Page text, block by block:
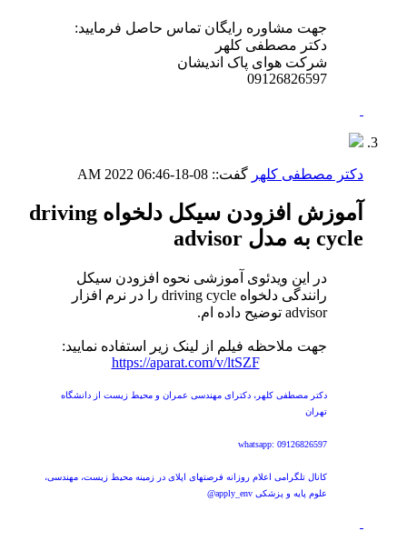
جهت مشاوره رایگان تماس حاصل فرمایید:
دکتر مصطفی کلهر
شرکت هوای پاک اندیشان
09126826597
دکتر مصطفی کلهر گفت:: 08-18-2022
06:46 AM
آموزش افزودن سیکل دلخواه driving
cycle به مدل advisor
در این ویدئوی آموزشی نحوه افزودن سیکل
رانندگی دلخواه driving cycle را در نرم افزار
advisor توضیح داده ام.
جهت ملاحظه فیلم از لینک زیر استفاده نمایید:
https://aparat.com/v/ltSZF
دکتر مصطفی کلهر، دکترای مهندسی عمران و محیط زیست از دانشگاه
تهران
whatsapp: 09126826597
کانال تلگرامی اعلام روزانه فرصتهای اپلای در زمینه محیط زیست، مهندسی،
علوم پایه و پزشکی apply_env@